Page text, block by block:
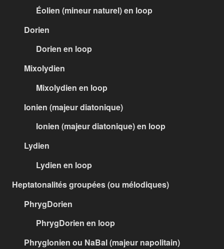
Éolien (mineur naturel) en loop
Dorien
Dorien en loop
Mixolydien
Mixolydien en loop
Ionien (majeur diatonique)
Ionien (majeur diatonique) en loop
Lydien
Lydien en loop
Heptatonalités groupées (ou mélodiques)
PhrygDorien
PhrygDorien en loop
PhrygIonien ou NaBal (majeur napolitain)